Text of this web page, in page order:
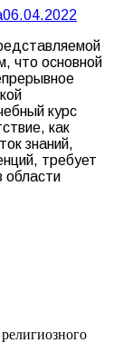
06.04.2022
что основной
курс
как
знаний,
требует
области